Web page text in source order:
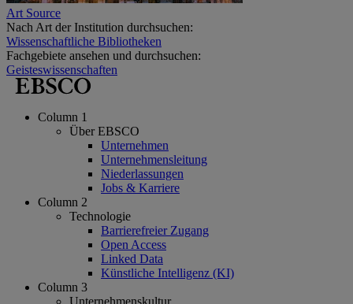
Art Source
Nach Art der Institution durchsuchen:
Wissenschaftliche Bibliotheken
Fachgebiete ansehen und durchsuchen:
Geisteswissenschaften
Column 1
Über EBSCO
Unternehmen
Unternehmensleitung
Niederlassungen
Jobs & Karriere
Column 2
Technologie
Barrierefreier Zugang
Open Access
Linked Data
Künstliche Intelligenz (KI)
Column 3
Unternehmenskultur